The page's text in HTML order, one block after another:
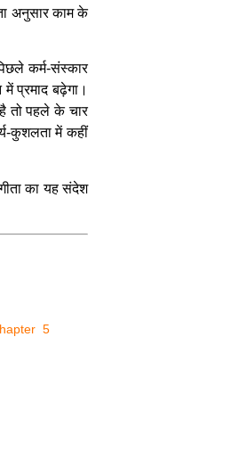
अनुसार काम के
कर्म-संस्कार
प्रमाद बढ़ेगा।
तो पहले के चार
कुशलता में कहीं
का यह संदेश
5